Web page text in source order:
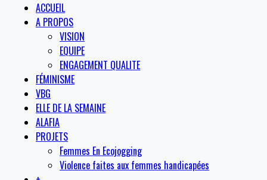
ACCUEIL
A PROPOS
VISION
EQUIPE
ENGAGEMENT QUALITE
FÉMINISME
VBG
ELLE DE LA SEMAINE
ALAFIA
PROJETS
Femmes En Ecojogging
Violence faites aux femmes handicapées